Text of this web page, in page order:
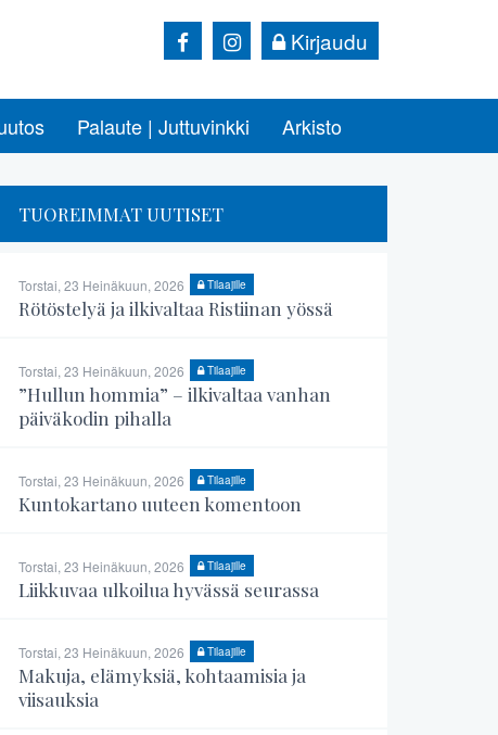
Kirjaudu
Palaute | Juttuvinkki Arkisto
TUOREIMMAT UUTISET
Torstai, 23 Heinäkuun, 2026 Tilaajille
Rötöstelyä ja ilkivaltaa Ristiinan yössä
Torstai, 23 Heinäkuun, 2026 Tilaajille
”Hullun hommia” – ilkivaltaa vanhan
päiväkodin pihalla
Torstai, 23 Heinäkuun, 2026 Tilaajille
Kuntokartano uuteen komentoon
Torstai, 23 Heinäkuun, 2026 Tilaajille
Liikkuvaa ulkoilua hyvässä seurassa
Torstai, 23 Heinäkuun, 2026 Tilaajille
Makuja, elämyksiä, kohtaamisia ja
viisauksia